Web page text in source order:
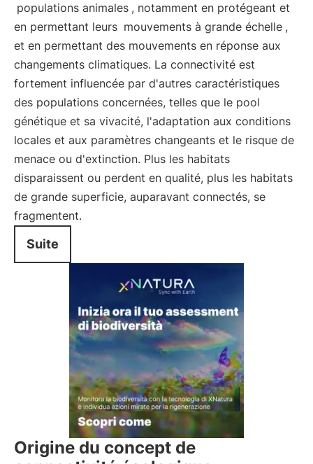
populations animales , notamment en protégeant et
en permettant leurs mouvements à grande échelle ,
et en permettant des mouvements en réponse aux
changements climatiques. La connectivité est
fortement influencée par d'autres caractéristiques
des populations concernées, telles que le pool
génétique et sa vivacité, l'adaptation aux conditions
locales et aux paramètres changeants et le risque de
menace ou d'extinction. Plus les habitats
disparaissent ou perdent en qualité, plus les habitats
de grande superficie, auparavant connectés, se
fragmentent.
Suite
Origine du concept de